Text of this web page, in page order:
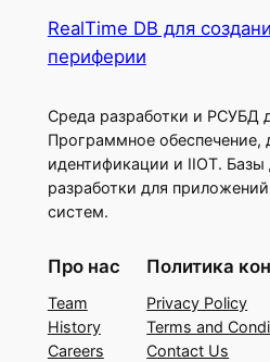
RealTime DB для
периферии
Среда разработки и РСУБД
Программное обеспечение,
идентификации и IIOT.
разработки для
систем.
Про нас
Team
History
Careers
Политика
Privacy Policy
Terms and
Contact Us